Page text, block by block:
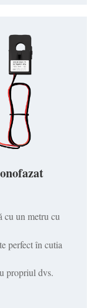
cu un metru cu
perfect în cutia
propriul dvs.